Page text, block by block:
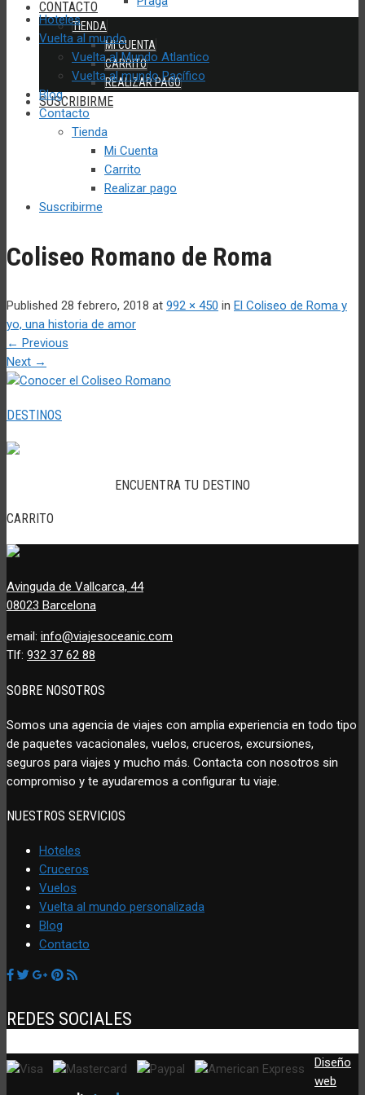
CONTACTO
TIENDA
MI CUENTA
CARRITO
REALIZAR PAGO
SUSCRIBIRME
Hoteles
Vuelta al mundo
Vuelta al Mundo Atlantico
Vuelta al mundo Pacífico
Blog
Contacto
Tienda
Mi Cuenta
Carrito
Realizar pago
Suscribirme
Coliseo Romano de Roma
Published 28 febrero, 2018 at 992 × 450 in El Coliseo de Roma y
yo, una historia de amor
← Previous
Next →
DESTINOS
ENCUENTRA TU DESTINO
CARRITO
Avinguda de Vallcarca, 44
08023 Barcelona
email: info@viajesoceanic.com
Tlf: 932 37 62 88
SOBRE NOSOTROS
Somos una agencia de viajes con amplia experiencia en todo tipo
de paquetes vacacionales, vuelos, cruceros, excursiones,
seguros para viajes y mucho más. Contacta con nosotros sin
compromiso y te ayudaremos a configurar tu viaje.
NUESTROS SERVICIOS
Hoteles
Cruceros
Vuelos
Vuelta al mundo personalizada
Blog
Contacto
REDES SOCIALES
Diseño
web